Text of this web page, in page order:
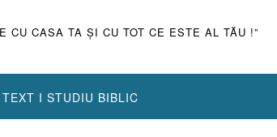
CASA TA ŞI CU TOT CE ESTE AL TĂU !”
TEXT I STUDIU BIBLIC